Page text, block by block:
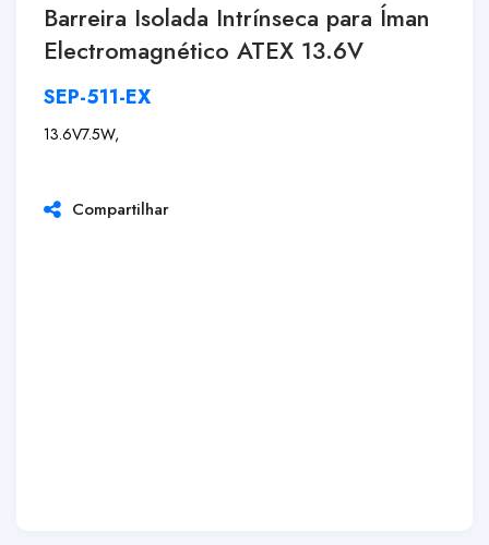
Barreira Isolada Intrínseca para Íman
Electromagnético ATEX 13.6V
SEP-511-EX
13.6V7.5W,
Compartilhar